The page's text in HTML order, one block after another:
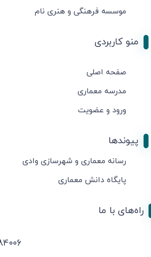
موسسه فرهنگی و هنری نام
منو کاربردی
صفحه اصلی
مدرسه معماری
ورود و عضویت
پیوندها
رسانه معماری و شهرسازی وادی
پایگاه دانش معماری
راه‌های با ما